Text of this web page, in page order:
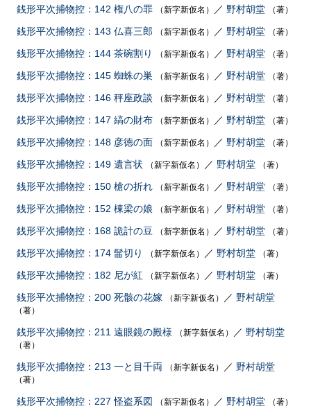
銭形平次捕物控：142 権八の罪 （新字新仮名） ／ 野村胡堂 （著）
銭形平次捕物控：143 仏喜三郎 （新字新仮名） ／ 野村胡堂 （著）
銭形平次捕物控：144 茶碗割り （新字新仮名） ／ 野村胡堂 （著）
銭形平次捕物控：145 蜘蛛の巣 （新字新仮名） ／ 野村胡堂 （著）
銭形平次捕物控：146 秤座政談 （新字新仮名） ／ 野村胡堂 （著）
銭形平次捕物控：147 縞の財布 （新字新仮名） ／ 野村胡堂 （著）
銭形平次捕物控：148 彦徳の面 （新字新仮名） ／ 野村胡堂 （著）
銭形平次捕物控：149 遺言状 （新字新仮名） ／ 野村胡堂 （著）
銭形平次捕物控：150 槍の折れ （新字新仮名） ／ 野村胡堂 （著）
銭形平次捕物控：152 棟梁の娘 （新字新仮名） ／ 野村胡堂 （著）
銭形平次捕物控：168 詭計の豆 （新字新仮名） ／ 野村胡堂 （著）
銭形平次捕物控：174 髷切り （新字新仮名） ／ 野村胡堂 （著）
銭形平次捕物控：182 尼が紅 （新字新仮名） ／ 野村胡堂 （著）
銭形平次捕物控：200 死骸の花嫁 （新字新仮名） ／ 野村胡堂
（著）
銭形平次捕物控：211 遠眼鏡の殿様 （新字新仮名） ／ 野村胡堂
（著）
銭形平次捕物控：213 一と目千両 （新字新仮名） ／ 野村胡堂
（著）
銭形平次捕物控：227 怪盗系図 （新字新仮名） ／ 野村胡堂 （著）